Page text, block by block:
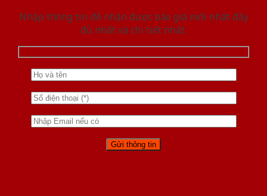
Nhập thông tin để nhận được báo giá mới nhât đầy
đủ nhất và chi tiết nhất.